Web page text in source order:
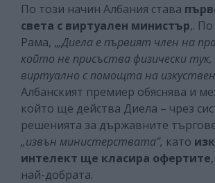
По този начин Албания става
света с виртуален министър,.
Рама, ,„Диела е първият член на
който не присъства физически тук,
виртуално с помощта на
Албанският премиер обяснява и
който ще действа Диела – чрез
решенията за държавните
„извън министерствата”, като
интелект ще класира офертите
най-добрата.